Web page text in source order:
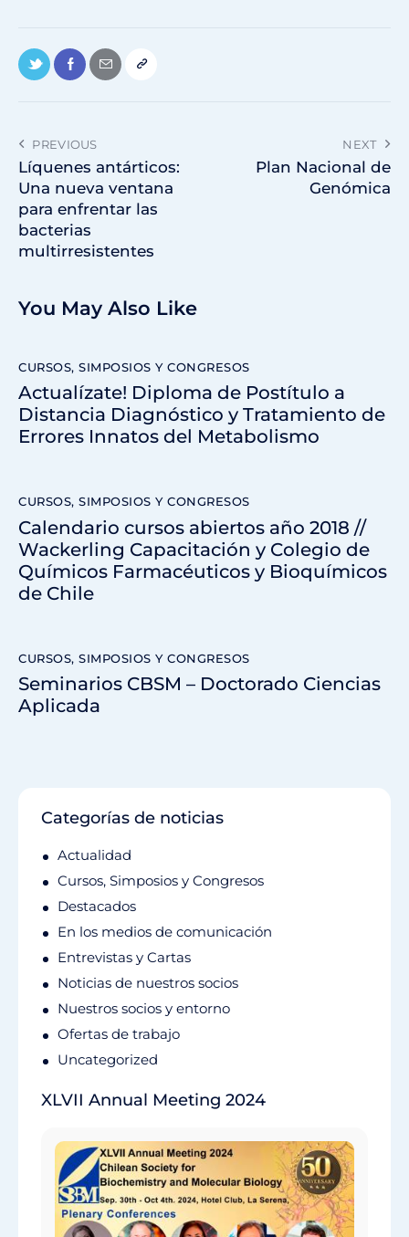
PREVIOUS
Líquenes antárticos:
Una nueva ventana
para enfrentar las
bacterias
multirresistentes
NEXT
Plan Nacional de
Genómica
You May Also Like
CURSOS, SIMPOSIOS Y CONGRESOS
Actualízate! Diploma de Postítulo a
Distancia Diagnóstico y Tratamiento de
Errores Innatos del Metabolismo
CURSOS, SIMPOSIOS Y CONGRESOS
Calendario cursos abiertos año 2018 //
Wackerling Capacitación y Colegio de
Químicos Farmacéuticos y Bioquímicos
de Chile
CURSOS, SIMPOSIOS Y CONGRESOS
Seminarios CBSM – Doctorado Ciencias
Aplicada
Categorías de noticias
Actualidad
Cursos, Simposios y Congresos
Destacados
En los medios de comunicación
Entrevistas y Cartas
Noticias de nuestros socios
Nuestros socios y entorno
Ofertas de trabajo
Uncategorized
XLVII Annual Meeting 2024